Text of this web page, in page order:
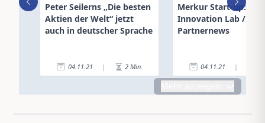
Peter Seilerns „Die besten
Aktien der Welt“ jetzt
auch in deutscher Sprache
04.11.21 | 2 Min.
Merkur Start-up: 1
Innovation Lab /
Partnernews
04.11.21 |